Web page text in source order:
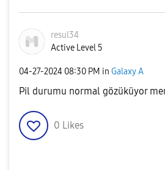
resul34
Active Level 5
‎04-27-2024 08:30 PM in Galaxy A
Pil durumu normal gözüküyor
0 Likes